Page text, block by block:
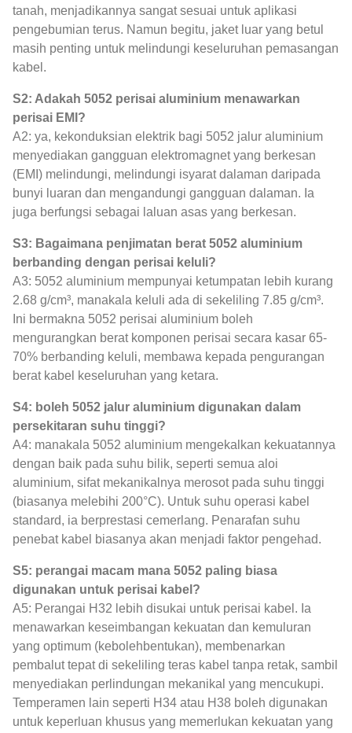
tanah, menjadikannya sangat sesuai untuk aplikasi
pengebumian terus. Namun begitu, jaket luar yang betul
masih penting untuk melindungi keseluruhan pemasangan
kabel.
S2: Adakah 5052 perisai aluminium menawarkan
perisai EMI?
A2: ya, kekonduksian elektrik bagi 5052 jalur aluminium
menyediakan gangguan elektromagnet yang berkesan
(EMI) melindungi, melindungi isyarat dalaman daripada
bunyi luaran dan mengandungi gangguan dalaman. Ia
juga berfungsi sebagai laluan asas yang berkesan.
S3: Bagaimana penjimatan berat 5052 aluminium
berbanding dengan perisai keluli?
A3: 5052 aluminium mempunyai ketumpatan lebih kurang
2.68 g/cm³, manakala keluli ada di sekeliling 7.85 g/cm³.
Ini bermakna 5052 perisai aluminium boleh
mengurangkan berat komponen perisai secara kasar 65-
70% berbanding keluli, membawa kepada pengurangan
berat kabel keseluruhan yang ketara.
S4: boleh 5052 jalur aluminium digunakan dalam
persekitaran suhu tinggi?
A4: manakala 5052 aluminium mengekalkan kekuatannya
dengan baik pada suhu bilik, seperti semua aloi
aluminium, sifat mekanikalnya merosot pada suhu tinggi
(biasanya melebihi 200°C). Untuk suhu operasi kabel
standard, ia berprestasi cemerlang. Penarafan suhu
penebat kabel biasanya akan menjadi faktor pengehad.
S5: perangai macam mana 5052 paling biasa
digunakan untuk perisai kabel?
A5: Perangai H32 lebih disukai untuk perisai kabel. Ia
menawarkan keseimbangan kekuatan dan kemuluran
yang optimum (kebolehbentukan), membenarkan
pembalut tepat di sekeliling teras kabel tanpa retak, sambil
menyediakan perlindungan mekanikal yang mencukupi.
Temperamen lain seperti H34 atau H38 boleh digunakan
untuk keperluan khusus yang memerlukan kekuatan yang